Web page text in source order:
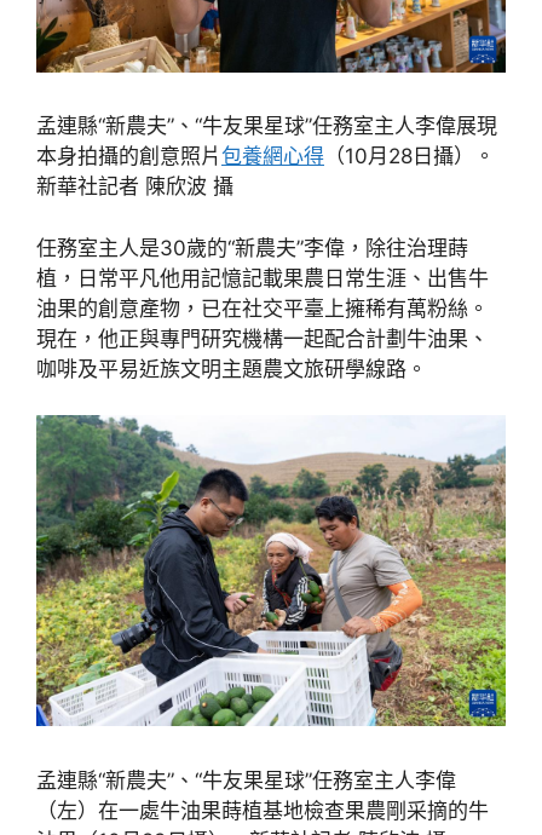
孟連縣“新農夫”、“牛友果星球”任務室主人李偉展現
本身拍攝的創意照片 包養網心得 （10月28日攝）。
新華社記者 陳欣波 攝
任務室主人是30歲的“新農夫”李偉，除往治理蒔
植，日常平凡他用記憶記載果農日常生涯、出售牛
油果的創意產物，已在社交平臺上擁稀有萬粉絲。
現在，他正與專門研究機構一起配合計劃牛油果、
咖啡及平易近族文明主題農文旅研學線路。
孟連縣“新農夫”、“牛友果星球”任務室主人李偉
（左）在一處牛油果蒔植基地檢查果農剛采摘的牛